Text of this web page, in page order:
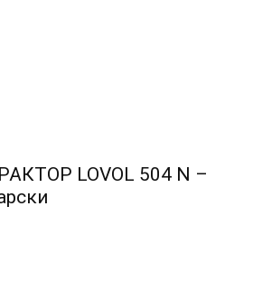
LOVOL 504 N –